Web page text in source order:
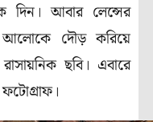
দিন। আবার লেন্সের
আলোকে দৌড় করিয়ে
ছবি। এবারে